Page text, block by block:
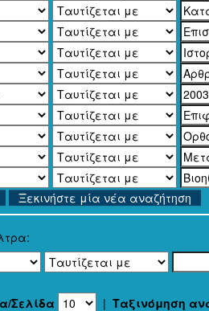
Ξεκινήστε μία νέα αναζήτηση
Σελίδα | Ταξινόμηση